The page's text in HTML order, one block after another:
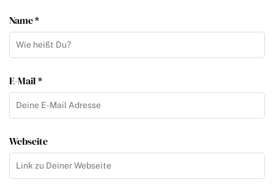
Name *
E-Mail *
Webseite